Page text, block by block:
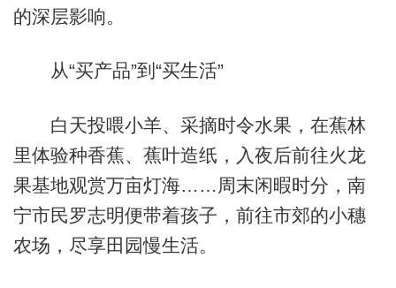
的深层影响。
从“买产品”到“买生活”
白天投喂小羊、采摘时令水果，在蕉林
里体验种香蕉、蕉叶造纸，入夜后前往火龙
果基地观赏万亩灯海……周末闲暇时分，南
宁市民罗志明便带着孩子，前往市郊的小穗
农场，尽享田园慢生活。